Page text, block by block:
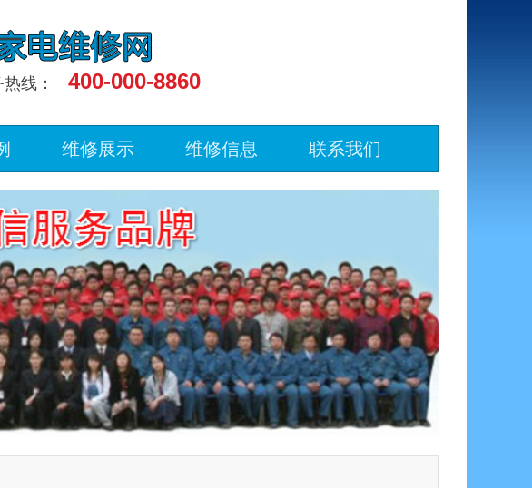
线： 400-000-8860
维修展示 维修信息 联系我们